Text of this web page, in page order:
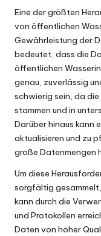
Eine der größten
von öffentlichen
Gewährleistung der
bedeutet, dass die
öffentlichen
genau, zuverlässig
schwierig sein, da
stammen und in
Darüber hinaus kann
aktualisieren und zu
große Datenmengen
Um diese
sorgfältig
kann durch die
und Protokollen
Daten von hoher